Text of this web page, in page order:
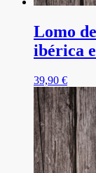
Lomo
ibérica
39,90 €